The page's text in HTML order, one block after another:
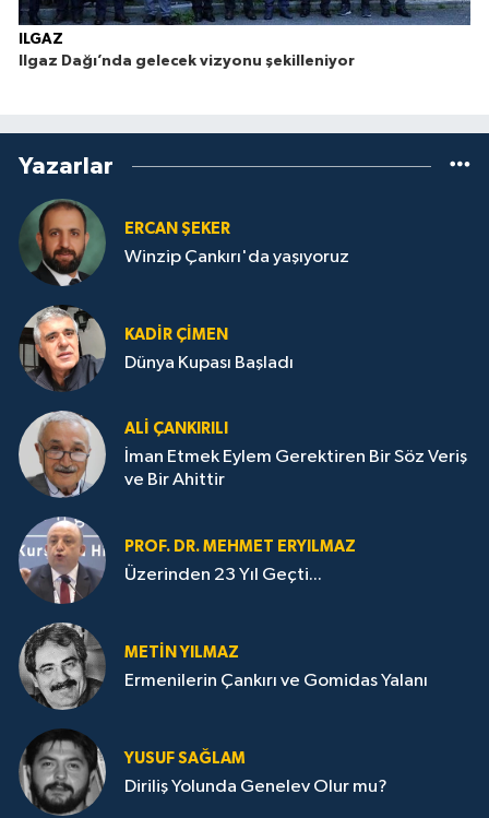
ILGAZ
Ilgaz Dağı’nda gelecek vizyonu şekilleniyor
Yazarlar
ERCAN ŞEKER
Winzip Çankırı'da yaşıyoruz
KADIR ÇIMEN
Dünya Kupası Başladı
ALI ÇANKIRILI
İman Etmek Eylem Gerektiren Bir Söz Veriş
ve Bir Ahittir
PROF. DR. MEHMET ERYILMAZ
Üzerinden 23 Yıl Geçti...
METIN YILMAZ
Ermenilerin Çankırı ve Gomidas Yalanı
YUSUF SAĞLAM
Diriliş Yolunda Genelev Olur mu?